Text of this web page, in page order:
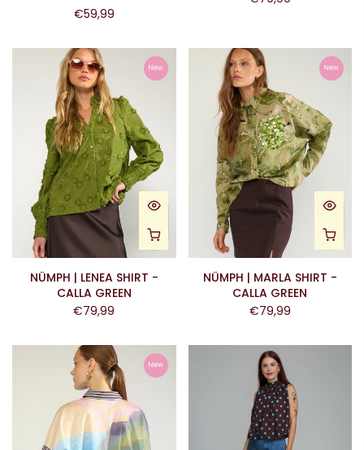
€59,99
New
NÜMPH | LENEA SHIRT -
CALLA GREEN
€79,99
New
NÜMPH | MARLA SHIRT -
CALLA GREEN
€79,99
New